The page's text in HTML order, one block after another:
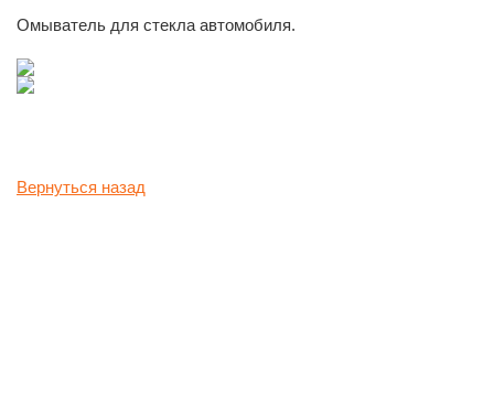
Омыватель для стекла автомобиля.
Вернуться назад